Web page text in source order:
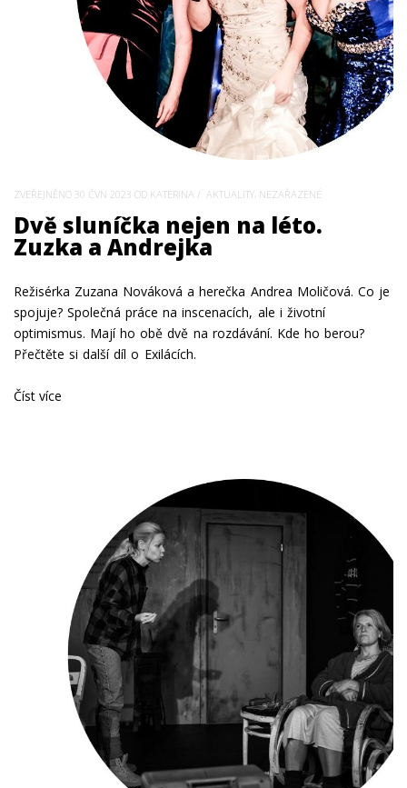
ZVEŘEJNĚNO 30 ČVN 2023 OD KATERINA AKTUALITY NEZAŘAZENÉ
Dvě sluníčka nejen na léto.
Zuzka a Andrejka
Režisérka Zuzana Nováková a herečka Andrea Moličová. Co je
spojuje? Společná práce na inscenacích, ale i životní
optimismus. Mají ho obě dvě na rozdávání. Kde ho berou?
Přečtěte si další díl o Exilácích.
Číst více